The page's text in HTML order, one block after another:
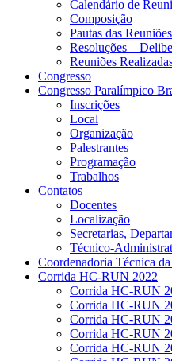
Calendário de
Composição
Pautas das Reuniões
Resoluções –
Reuniões
Congresso
Congresso Paralímpico
Inscrições
Local
Organização
Palestrantes
Programação
Trabalhos
Contatos
Docentes
Localização
Secretarias,
Técnico-
Coordenadoria Técnica
Corrida HC-RUN 2022
Corrida HC-RUN
Corrida HC-RUN
Corrida HC-RUN
Corrida HC-RUN
Corrida HC-RUN